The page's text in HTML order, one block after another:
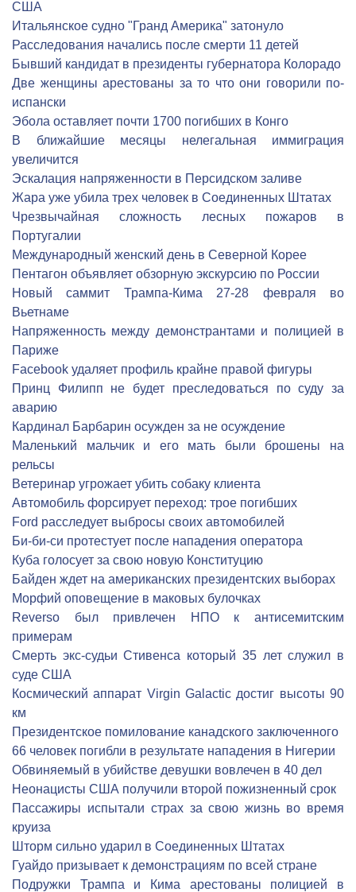
США
Итальянское судно "Гранд Америка" затонуло
Расследования начались после смерти 11 детей
Бывший кандидат в президенты губернатора Колорадо
Две женщины арестованы за то что они говорили по-
испански
Эбола оставляет почти 1700 погибших в Конго
В ближайшие месяцы нелегальная иммиграция
увеличится
Эскалация напряженности в Персидском заливе
Жара уже убила трех человек в Соединенных Штатах
Чрезвычайная сложность лесных пожаров в
Португалии
Международный женский день в Северной Корее
Пентагон объявляет обзорную экскурсию по России
Новый саммит Трампа-Кима 27-28 февраля во
Вьетнаме
Напряженность между демонстрантами и полицией в
Париже
Facebook удаляет профиль крайне правой фигуры
Принц Филипп не будет преследоваться по суду за
аварию
Кардинал Барбарин осужден за не осуждение
Маленький мальчик и его мать были брошены на
рельсы
Ветеринар угрожает убить собаку клиента
Автомобиль форсирует переход: трое погибших
Ford расследует выбросы своих автомобилей
Би-би-си протестует после нападения оператора
Куба голосует за свою новую Конституцию
Байден ждет на американских президентских выборах
Морфий оповещение в маковых булочках
Reverso был привлечен НПО к антисемитским
примерам
Смерть экс-судьи Стивенса который 35 лет служил в
суде США
Космический аппарат Virgin Galactic достиг высоты 90
км
Президентское помилование канадского заключенного
66 человек погибли в результате нападения в Нигерии
Обвиняемый в убийстве девушки вовлечен в 40 дел
Неонацисты США получили второй пожизненный срок
Пассажиры испытали страх за свою жизнь во время
круиза
Шторм сильно ударил в Соединенных Штатах
Гуайдо призывает к демонстрациям по всей стране
Подружки Трампа и Кима арестованы полицией в